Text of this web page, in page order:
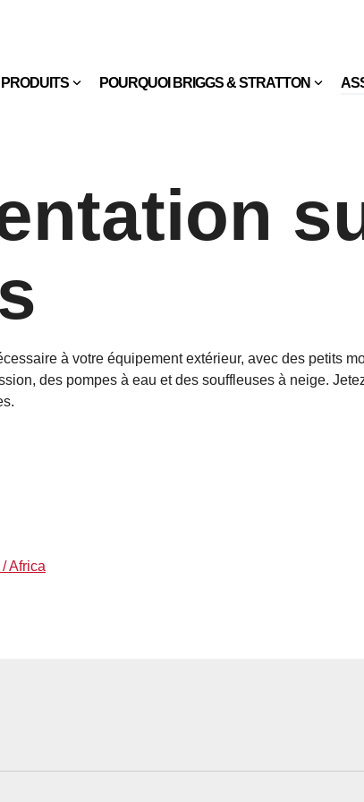
PRODUITS POURQUOI BRIGGS & STRATTON
à votre équipement extérieur, avec des petits
des pompes à eau et des souffleuses à neige.
Africa